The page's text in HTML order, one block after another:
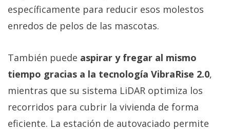
específicamente para reducir esos molestos
enredos de pelos de las mascotas.
También puede aspirar y fregar al mismo
tiempo gracias a la tecnología VibraRise 2.0,
mientras que su sistema LiDAR optimiza los
recorridos para cubrir la vivienda de forma
eficiente. La estación de autovaciado permite